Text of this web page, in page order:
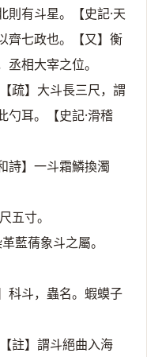
則有斗星。【史記·天
齊七政也。【又】衡
相大宰之位。
疏】大斗長三尺，謂
勺耳。【史記·滑稽
詩】一斗霜鱗換濁
五寸。
藍蒨象斗之屬。
科斗，蟲名。蝦蟆子
註】謂斗絕曲入海